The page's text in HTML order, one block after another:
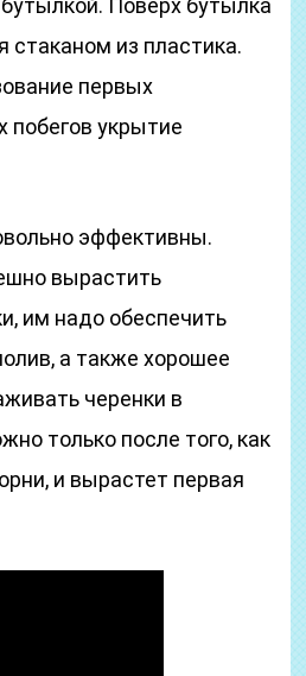
Поверх бутылка
стаканом из пластика.
первых
побегов укрытие
эффективны.
вырастить
им надо обеспечить
а также хорошее
черенки в
только после того, как
и вырастет первая